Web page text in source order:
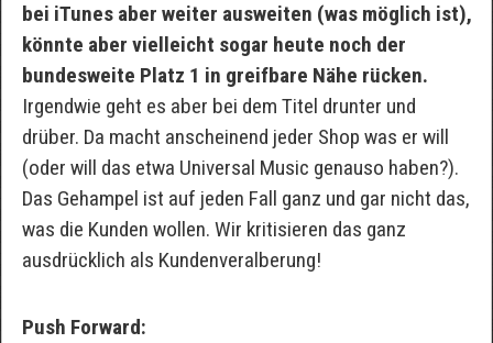
bei iTunes aber weiter ausweiten (was möglich ist),
könnte aber vielleicht sogar heute noch der
bundesweite Platz 1 in greifbare Nähe rücken.
Irgendwie geht es aber bei dem Titel drunter und
drüber. Da macht anscheinend jeder Shop was er will
(oder will das etwa Universal Music genauso haben?).
Das Gehampel ist auf jeden Fall ganz und gar nicht das,
was die Kunden wollen. Wir kritisieren das ganz
ausdrücklich als Kundenveralberung!
Push Forward: